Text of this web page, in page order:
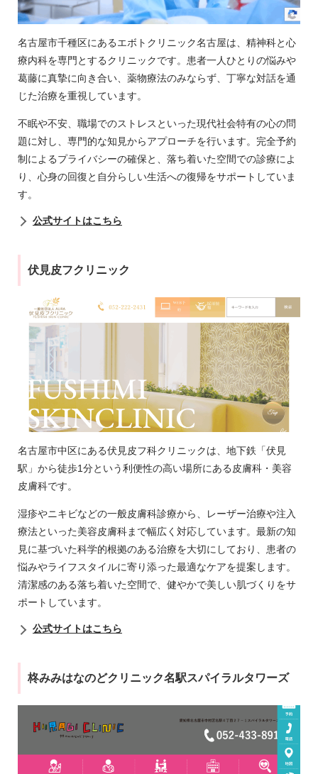
名古屋市千種区にあるエボトクリニック名古屋は、精神科と心
療内科を専門とするクリニックです。患者一人ひとりの悩みや
葛藤に真摯に向き合い、薬物療法のみならず、丁寧な対話を通
じた治療を重視しています。
不眠や不安、職場でのストレスといった現代社会特有の心の問
題に対し、専門的な知見からアプローチを行います。完全予約
制によるプライバシーの確保と、落ち着いた空間での診療によ
り、心身の回復と自分らしい生活への復帰をサポートしていま
す。
公式サイトはこちら
伏見皮フクリニック
名古屋市中区にある伏見皮フ科クリニックは、地下鉄「伏見
駅」から徒歩1分という利便性の高い場所にある皮膚科・美容
皮膚科です。
湿疹やニキビなどの一般皮膚科診療から、レーザー治療や注入
療法といった美容皮膚科まで幅広く対応しています。最新の知
見に基づいた科学的根拠のある治療を大切にしており、患者の
悩みやライフスタイルに寄り添った最適なケアを提案します。
清潔感のある落ち着いた空間で、健やかで美しい肌づくりをサ
ポートしています。
公式サイトはこちら
柊みみはなのどクリニック名駅スパイラルタワーズ